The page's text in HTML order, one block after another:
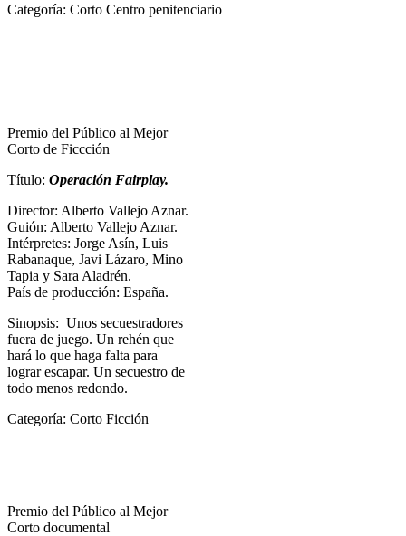
Categoría: Corto Centro penitenciario
Premio del Público al Mejor
Corto de Ficcción
Título: Operación Fairplay.
Director: Alberto Vallejo Aznar.
Guión: Alberto Vallejo Aznar.
Intérpretes: Jorge Asín, Luis
Rabanaque, Javi Lázaro, Mino
Tapia y Sara Aladrén.
País de producción: España.
Sinopsis: Unos secuestradores
fuera de juego. Un rehén que
hará lo que haga falta para
lograr escapar. Un secuestro de
todo menos redondo.
Categoría: Corto Ficción
Premio del Público al Mejor
Corto documental